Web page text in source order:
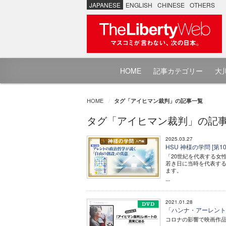
JAPANESE ENGLISH CHINESE OTHERS
HOME 記事カテゴリー 大
HOME タグ「アイヒマン裁判」の記事一覧
タグ「アイヒマン裁判」の記
2025.03.27
HSU 神様の学問 [第
「20世紀を代表する
若き日に当時を代表す
ます。
...
2021.01.28
「ハンナ・アーレン
コロナの影響で映画作